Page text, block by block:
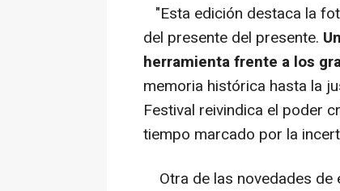
"Esta edición destaca la
del presente del presente.
herramienta frente a los
memoria histórica hasta la
Festival reivindica el poder
tiempo marcado por la
Otra de las novedades de